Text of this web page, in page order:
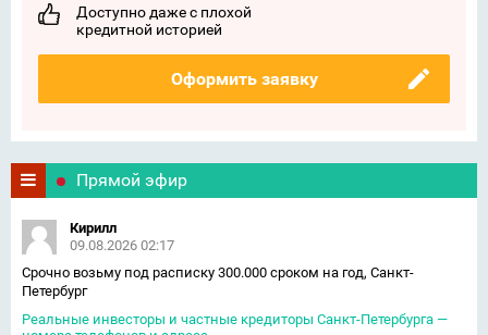
Доступно даже с плохой
кредитной историей
Оформить заявку
Прямой эфир
Кирилл
09.08.2026 02:17
Срочно возьму под расписку 300.000 сроком на год, Санкт-
Петербург
Реальные инвесторы и частные кредиторы Санкт-Петербурга —